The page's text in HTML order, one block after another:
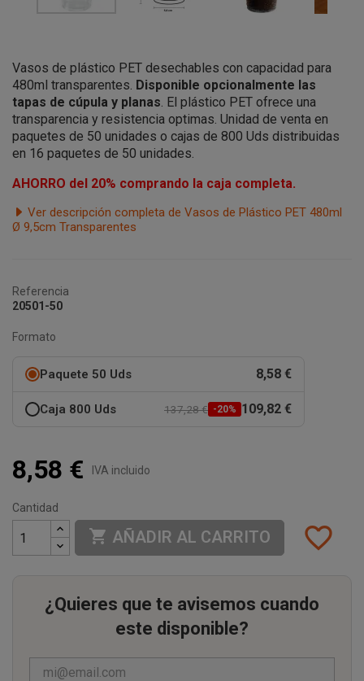
Vasos de plástico PET desechables con capacidad para
480ml transparentes. Disponible opcionalmente las
tapas de cúpula y planas. El plástico PET ofrece una
transparencia y resistencia optimas. Unidad de venta en
paquetes de 50 unidades o cajas de 800 Uds distribuidas
en 16 paquetes de 50 unidades.
AHORRO del 20% comprando la caja completa.
Ver descripción completa de Vasos de Plástico PET 480ml
Ø 9,5cm Transparentes
Referencia
20501-50
Formato
Paquete 50 Uds 8,58 €
Caja 800 Uds 137,28 € -20% 109,82 €
8,58 € IVA incluido
Cantidad
 AÑADIR AL CARRITO favorite_border
¿Quieres que te avisemos cuando
este disponible?